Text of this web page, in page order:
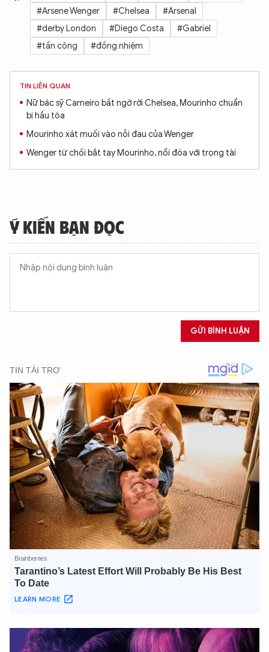
#Arsene Wenger
#Chelsea
#Arsenal
#derby London
#Diego Costa
#Gabriel
#tấn công
#đồng nhiệm
TIN LIÊN QUAN
Nữ bác sỹ Carneiro bất ngờ rời Chelsea, Mourinho chuẩn
bị hầu tòa
Mourinho xát muối vào nỗi đau của Wenger
Wenger từ chối bắt tay Mourinho, nổi đóa với trọng tài
Ý KIẾN BẠN ĐỌC
GỬI BÌNH LUẬN